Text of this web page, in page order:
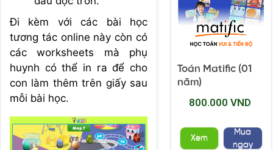
Đi kèm với các bài học
tương tác online này còn có
các worksheets mà phụ
huynh có thể in ra để cho
con làm thêm trên giấy sau
mỗi bài học.
Toán Matific (01
năm)
800.000 VND
Xem
Mua
ngay